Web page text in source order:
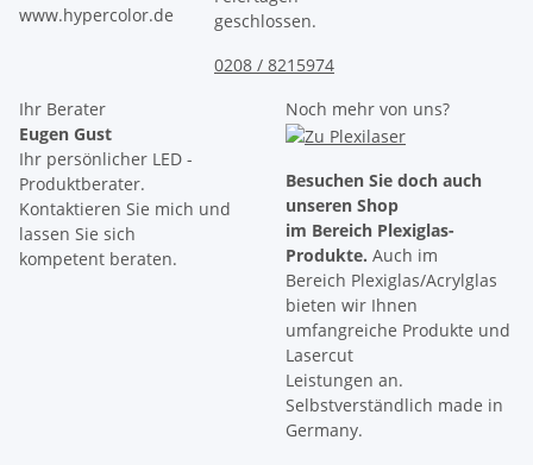
www.hypercolor.de
geschlossen.
0208 / 8215974
Ihr Berater
Eugen Gust
Ihr persönlicher LED -
Produktberater.
Kontaktieren Sie mich und
lassen Sie sich
kompetent beraten.
Noch mehr von uns?
Besuchen Sie doch auch
unseren Shop
im Bereich Plexiglas-
Produkte. Auch im
Bereich Plexiglas/Acrylglas
bieten wir Ihnen
umfangreiche Produkte und
Lasercut
Leistungen an.
Selbstverständlich made in
Germany.